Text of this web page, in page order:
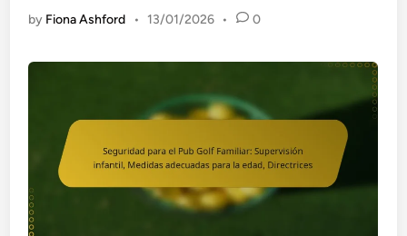
by Fiona Ashford • 13/01/2026 • 0